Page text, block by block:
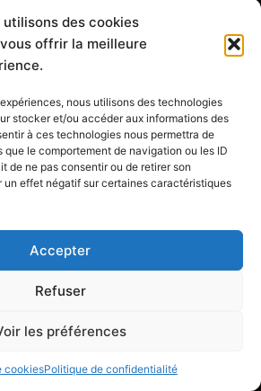
utilisons des cookies
offrir la meilleure
nous utilisons des technologies
stocker et/ou accéder aux informations des
à ces technologies nous permettra de
que le comportement de navigation ou les ID
de ne pas consentir ou de retirer son
effet négatif sur certaines caractéristiques
Accepter
Refuser
les préférences
cookiesPolitique de confidentialité
Gratuite
avis